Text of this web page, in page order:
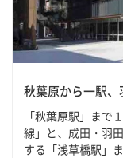
秋葉原から一駅、
「秋葉原駅」まで
線」と、成田・羽
する「浅草橋駅」